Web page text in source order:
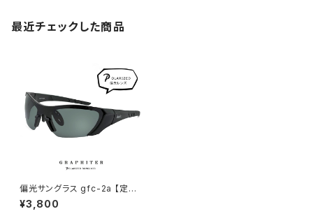
最近チェックした商品
偏光サングラス gfc-2a 【定形
外郵便 配送】 釣り ドライブ ゴ
ルフ アウトドア キャンプ メンズ
¥3,800